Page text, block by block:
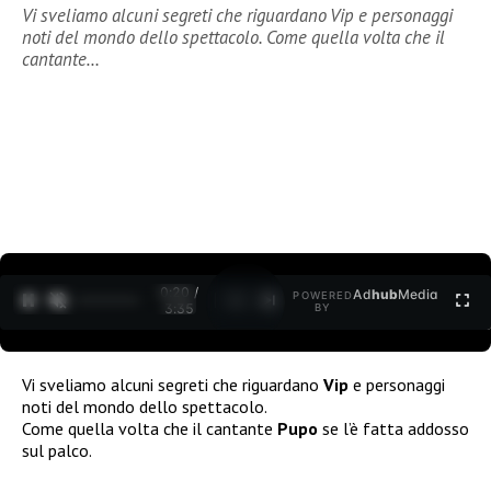
Vi sveliamo alcuni segreti che riguardano Vip e personaggi
noti del mondo dello spettacolo. Come quella volta che il
cantante…
0:21 /
3:35
POWERED
BY
AdhubMedia
Vi sveliamo alcuni segreti che riguardano Vip e personaggi
noti del mondo dello spettacolo.
Come quella volta che il cantante Pupo se l’è fatta addosso
sul palco.